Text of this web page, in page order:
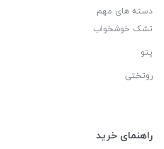
دسته های مهم
تشک خوشخواب
پتو
روتختی
راهنمای خرید